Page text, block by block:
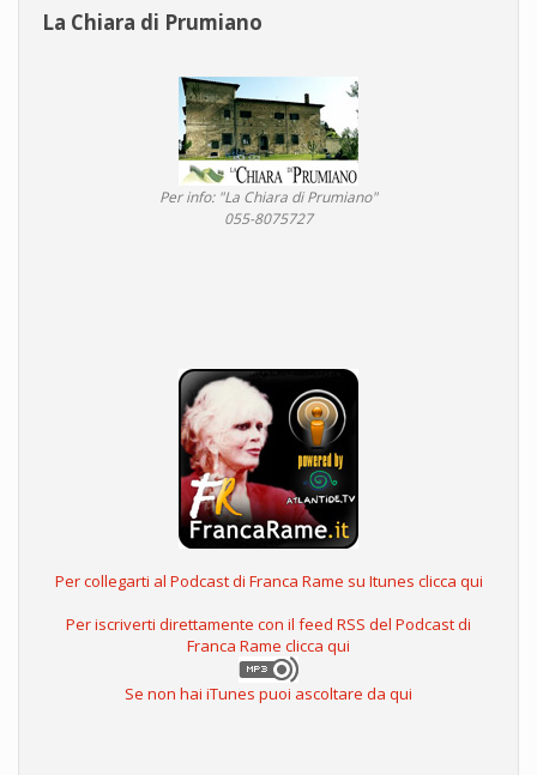
La Chiara di Prumiano
Per info: "La Chiara di Prumiano"
055-8075727
Per collegarti al Podcast di Franca Rame su Itunes clicca qui
Per iscriverti direttamente con il feed RSS del Podcast di
Franca Rame clicca qui
Se non hai iTunes puoi ascoltare da qui